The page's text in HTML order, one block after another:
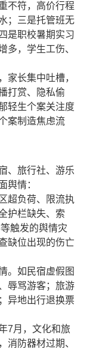
不符，高价行程
；三是托管班无
是职校暑期实习
多，学生工伤、
家长集中吐槽，
打赏、隐私偷
轻生个案关注度
案制造焦虑流
、旅行社、游乐
舆情：
超负荷、限流执
护栏缺失、索
触发的舆情灾
缺位出现的伤亡
。如民宿虚假图
辱骂游客；旅游
异地出行退换票
7月，文化和旅
消防器材过期、